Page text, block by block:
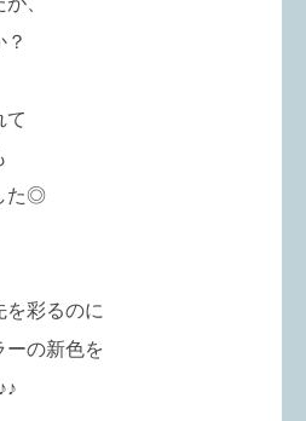
て
た◎
を彩るのに
ーの新色を